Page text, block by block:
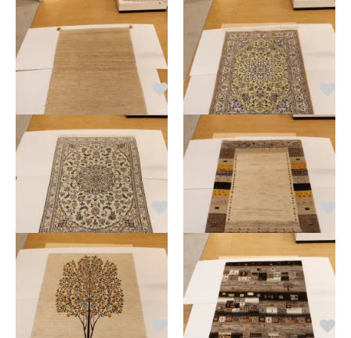
TRIVAL Rug /Neo gabbeh-ネオギャッ
ベ（wool/149x98cm）｜12-1816
在庫数： 0点
SOLD OUT
ウール１００％で手で織られたペルシ
ャ絨毯のトライバル絨毯
Persian Rug /Naien-ナイン
（wool/146x100cm）｜23-9915
在庫数： 0点
SOLD OUT
ウール１００％で手で織られたペルシ
ャ絨毯のトライバル絨毯
Persian Rug /Naien-ナイン
（wool/149x100cm）｜13-8322
在庫数： 0点
SOLD OUT
TRIVAL Rug /gabbeh-ギャッベ
（wool/151x101cm）｜20-4090
在庫数： 0点
SOLD OUT